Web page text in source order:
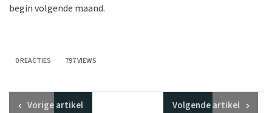
begin volgende maand.
0 REACTIES 797 VIEWS
Vorigeartikel Volgendeartikel